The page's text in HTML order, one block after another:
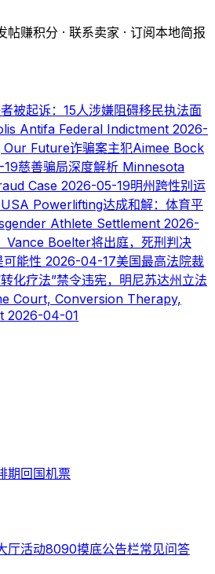
帖赚积分 · 联系卖家 · 订阅本地简报
被起诉：15人涉嫌阻碍移民执法面
Antifa Federal Indictment 2026-
Our Future诈骗案主犯Aimee Bock
19慈善骗局深度解析 Minnesota
Case 2026-05-19明州跨性别运
Powerlifting达成和解：体育平
Athlete Settlement 2026-
Vance Boelter将出庭，死刑判决
可能性 2026-04-17美国最高法院裁
化疗法”禁令违宪，明尼苏达州立法
Court, Conversion Therapy,
2026-04-01
期 回国机票
厅活动8090摸底公告栏常见问答